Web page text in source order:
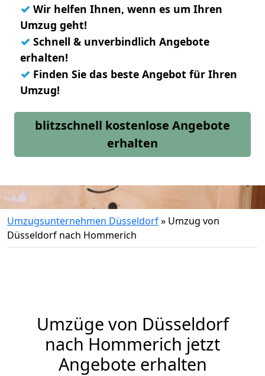
✓ Wir helfen Ihnen, wenn es um Ihren
Umzug geht!
✓ Schnell & unverbindlich Angebote
erhalten!
✓ Finden Sie das beste Angebot für Ihren
Umzug!
blitzschnell kostenlose Angebote
erhalten
Umzugsunternehmen Düsseldorf» Umzug von
Düsseldorf nach Hommerich
Umzüge von Düsseldorf
nach Hommerich jetzt
Angebote erhalten